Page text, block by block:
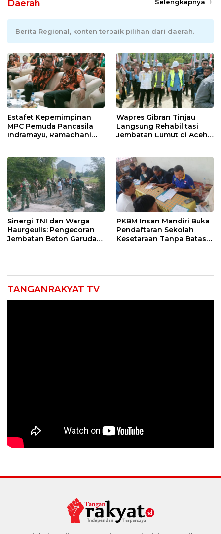
Daerah Selengkapnya
Berita Regional, konten terbaik pilihan dari daerah.
Estafet Kepemimpinan
MPC Pemuda Pancasila
Indramayu, Ramadhani
Muscablub
Wapres Gibran Tinjau
Langsung Rehabilitasi
Jembatan Lumut di Aceh
Sinergi TNI dan Warga
Haurgeulis: Pengecoran
Jembatan Beton Garuda
PKBM Insan Mandiri Buka
Pendaftaran Sekolah
Kesetaraan Tanpa Batas
TANGANRAKYAT TV